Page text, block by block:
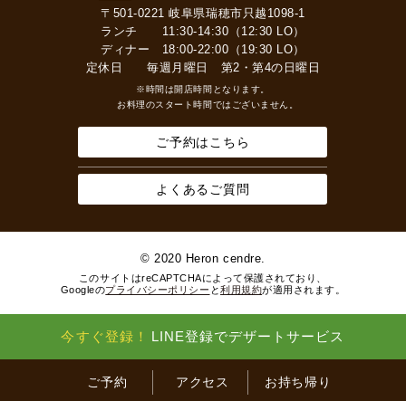
〒501-0221 岐阜県瑞穂市只越1098-1
ランチ 11:30-14:30（12:30 LO）
ディナー 18:00-22:00（19:30 LO）
定休日 毎週月曜日 第2・第4の日曜日
※時間は開店時間となります。
お料理のスタート時間ではございません。
ご予約はこちら
よくあるご質問
© 2020 Heron cendre.
このサイトはreCAPTCHAによって保護されており、
Googleのプライバシーポリシー と利用規約が適用されます。
今すぐ登録！ LINE登録でデザートサービス
ご予約 アクセス お持ち帰り